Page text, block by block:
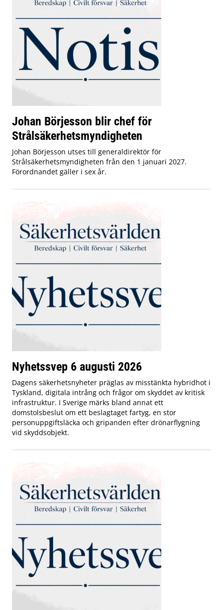
Johan Börjesson blir chef för
Strålsäkerhetsmyndigheten
Johan Börjesson utses till generaldirektör för
Strålsäkerhetsmyndigheten från den 1 januari 2027.
Förordnandet gäller i sex år.
Nyhetssvep 6 augusti 2026
Dagens säkerhetsnyheter präglas av misstänkta hybridhot i
Tyskland, digitala intrång och frågor om skyddet av kritisk
infrastruktur. I Sverige märks bland annat ett
domstolsbeslut om ett beslagtaget fartyg, en stor
personuppgiftsläcka och gripanden efter drönarflygning
vid skyddsobjekt.